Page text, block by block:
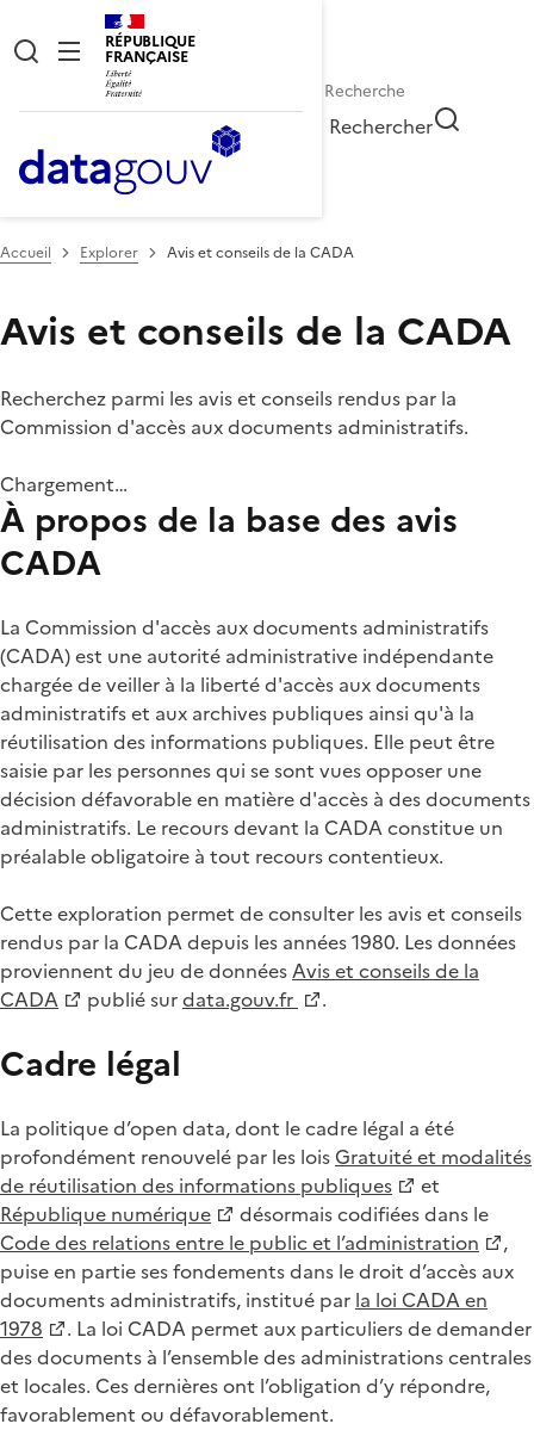
RÉPUBLIQUE
FRANÇAISE
Rechercher
Accueil Explorer Avis et conseils de la CADA
Avis et conseils de la CADA
Recherchez parmi les avis et conseils rendus par la
Commission d'accès aux documents administratifs.
Chargement…
À propos de la base des avis
CADA
La Commission d'accès aux documents administratifs
(CADA) est une autorité administrative indépendante
chargée de veiller à la liberté d'accès aux documents
administratifs et aux archives publiques ainsi qu'à la
réutilisation des informations publiques. Elle peut être
saisie par les personnes qui se sont vues opposer une
décision défavorable en matière d'accès à des documents
administratifs. Le recours devant la CADA constitue un
préalable obligatoire à tout recours contentieux.
Cette exploration permet de consulter les avis et conseils
rendus par la CADA depuis les années 1980. Les données
proviennent du jeu de donnéesAvis et conseils de la
CADA
publié surdata.gouv.fr .
Cadre légal
La politique d’open data, dont le cadre légal a été
profondément renouvelé par les loisGratuité et modalités
de réutilisation des informations publiques
et
République numérique
désormais codifiées dans le
Code des relations entre le public et l’administration
,
puise en partie ses fondements dans le droit d’accès aux
documents administratifs, institué par la loi CADA en
1978
. La loi CADA permet aux particuliers de demander
des documents à l’ensemble des administrations centrales
et locales. Ces dernières ont l’obligation d’y répondre,
favorablement ou défavorablement.